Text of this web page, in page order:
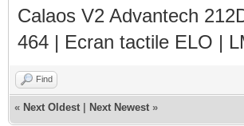
Calaos V2 Advantech
464 | Ecran tactile ELO |
Find
« Next Oldest Next Newest »